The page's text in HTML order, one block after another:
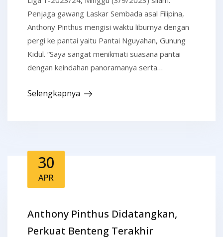
Penjaga gawang Laskar Sembada asal Filipina,
Anthony Pinthus mengisi waktu liburnya dengan
pergi ke pantai yaitu Pantai Nguyahan, Gunung
Kidul. “Saya sangat menikmati suasana pantai
dengan keindahan panoramanya serta…
Selengkapnya
30
APR
Anthony Pinthus Didatangkan,
Perkuat Benteng Terakhir